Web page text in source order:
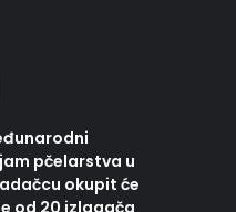
pčelarstva u
okupit će